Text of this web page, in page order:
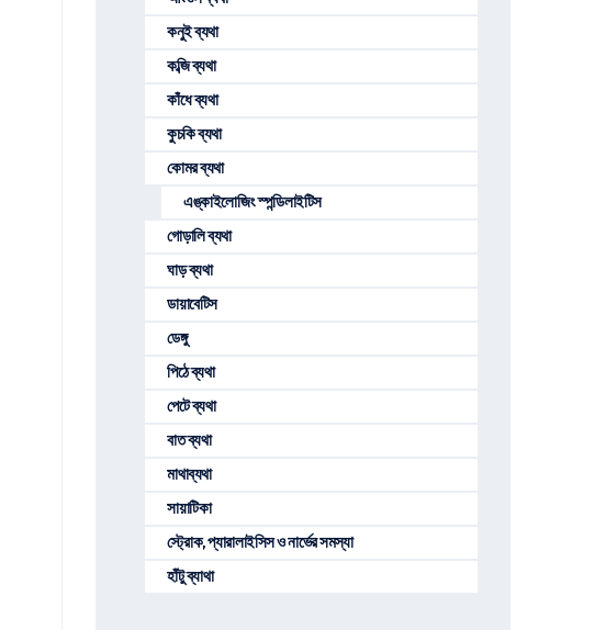
কনুই ব্যথা
কব্জি ব্যথা
কাঁধে ব্যথা
কুচকি ব্যথা
কোমর ব্যথা
এঙ্কাইলোজিং স্পন্ডিলাইটিস
গোড়ালি ব্যথা
ঘাড় ব্যথা
ডায়াবেটিস
ডেঙ্গু
পিঠে ব্যথা
পেটে ব্যথা
বাত ব্যথা
মাথাব্যথা
সায়াটিকা
স্ট্রোক, প্যারালাইসিস ও নার্ভের সমস্যা
হাঁটু ব্যাথা